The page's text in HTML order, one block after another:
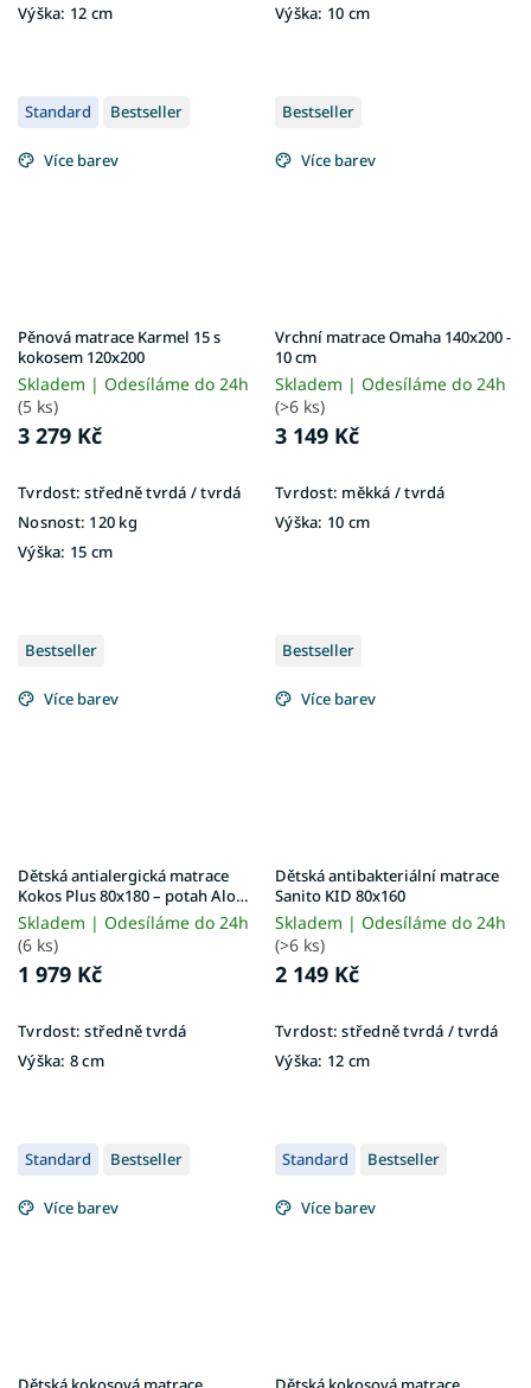
Výška: 12 cm
Výška: 10 cm
Standard Bestseller
Více barev
Pěnová matrace Karmel 15 s
kokosem 120x200
Skladem | Odesíláme do 24h
(5 ks)
3 279 Kč
Tvrdost: středně tvrdá / tvrdá
Nosnost: 120 kg
Výška: 15 cm
Bestseller
Více barev
Vrchní matrace Omaha 140x200 -
10 cm
Skladem | Odesíláme do 24h
(>6 ks)
3 149 Kč
Tvrdost: měkká / tvrdá
Výška: 10 cm
Bestseller
Více barev
Dětská antialergická matrace
Kokos Plus 80x180 – potah Aloe
Vera
Skladem | Odesíláme do 24h
(6 ks)
1 979 Kč
Tvrdost: středně tvrdá
Výška: 8 cm
Bestseller
Více barev
Dětská antibakteriální matrace
Sanito KID 80x160
Skladem | Odesíláme do 24h
(>6 ks)
2 149 Kč
Tvrdost: středně tvrdá / tvrdá
Výška: 12 cm
Standard Bestseller
Více barev
Standard Bestseller
Více barev